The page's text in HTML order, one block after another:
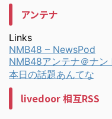
アンテナ
Links
NMB48 – NewsPod
NMB48アンテナ＠ナン
本日の話題あんてな
livedoor 相互RSS